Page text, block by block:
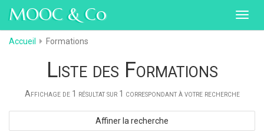
MOOC & Co
Accueil Formations
Liste des Formations
Affichage de 1 résultat sur 1 correspondant à votre recherche
Affiner la recherche